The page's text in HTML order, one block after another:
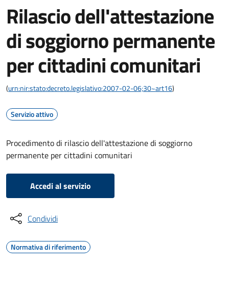
Rilascio dell'attestazione
di soggiorno permanente
per cittadini comunitari
(urn:nir:stato:decreto.legislativo:2007-02-06;30~art16)
Servizio attivo
Procedimento di rilascio dell'attestazione di soggiorno
permanente per cittadini comunitari
Accedi al servizio
Condividi
Normativa di riferimento